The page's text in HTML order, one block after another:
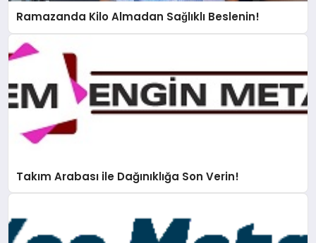
Ramazanda Kilo Almadan Sağlıklı Beslenin!
Takım Arabası ile Dağınıklığa Son Verin!